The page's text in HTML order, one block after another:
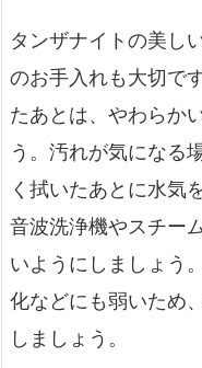
タンザナイトの美し
のお手入れも大切で
たあとは、やわらか
う。汚れが気になる
く拭いたあとに水気
音波洗浄機やスチー
いようにしましょう
化などにも弱いため
しましょう。